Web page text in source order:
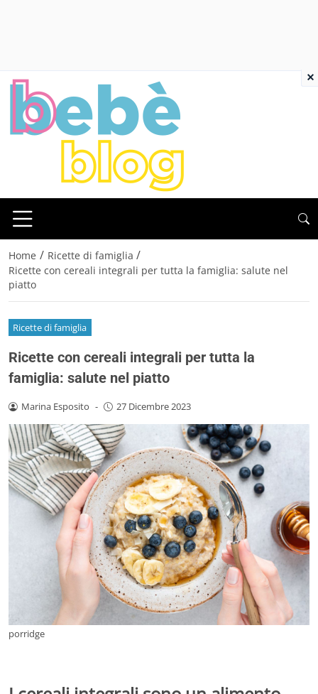
Home / Ricette di famiglia /
Ricette con cereali integrali per tutta la famiglia: salute nel
piatto
Ricette di famiglia
Ricette con cereali integrali per tutta la
famiglia: salute nel piatto
Marina Esposito - 27 Dicembre 2023
porridge
×